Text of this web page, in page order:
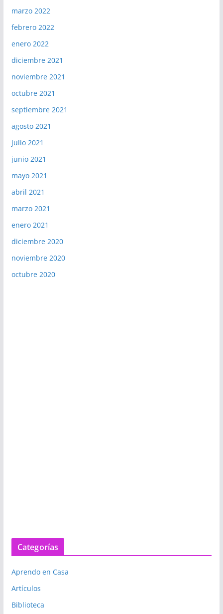
marzo 2022
febrero 2022
enero 2022
diciembre 2021
noviembre 2021
octubre 2021
septiembre 2021
agosto 2021
julio 2021
junio 2021
mayo 2021
abril 2021
marzo 2021
enero 2021
diciembre 2020
noviembre 2020
octubre 2020
Categorías
Aprendo en Casa
Artículos
Biblioteca